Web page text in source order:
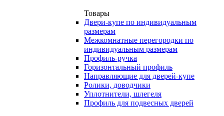
Товары
Двери-купе по индивидуальным
размерам
Межкомнатные перегородки по
индивидуальным размерам
Профиль-ручка
Горизонтальный профиль
Направляющие для дверей-купе
Ролики, доводчики
Уплотнители, шлегеля
Профиль для подвесных дверей